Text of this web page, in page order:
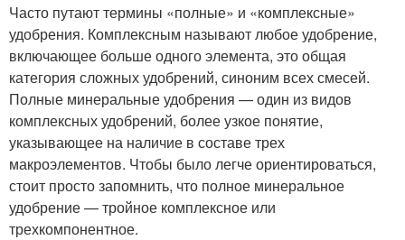
Часто путают термины «полные» и «комплексные»
удобрения. Комплексным называют любое удобрение,
включающее больше одного элемента, это общая
категория сложных удобрений, синоним всех смесей.
Полные минеральные удобрения — один из видов
комплексных удобрений, более узкое понятие,
указывающее на наличие в составе трех
макроэлементов. Чтобы было легче ориентироваться,
стоит просто запомнить, что полное минеральное
удобрение — тройное комплексное или
трехкомпонентное.